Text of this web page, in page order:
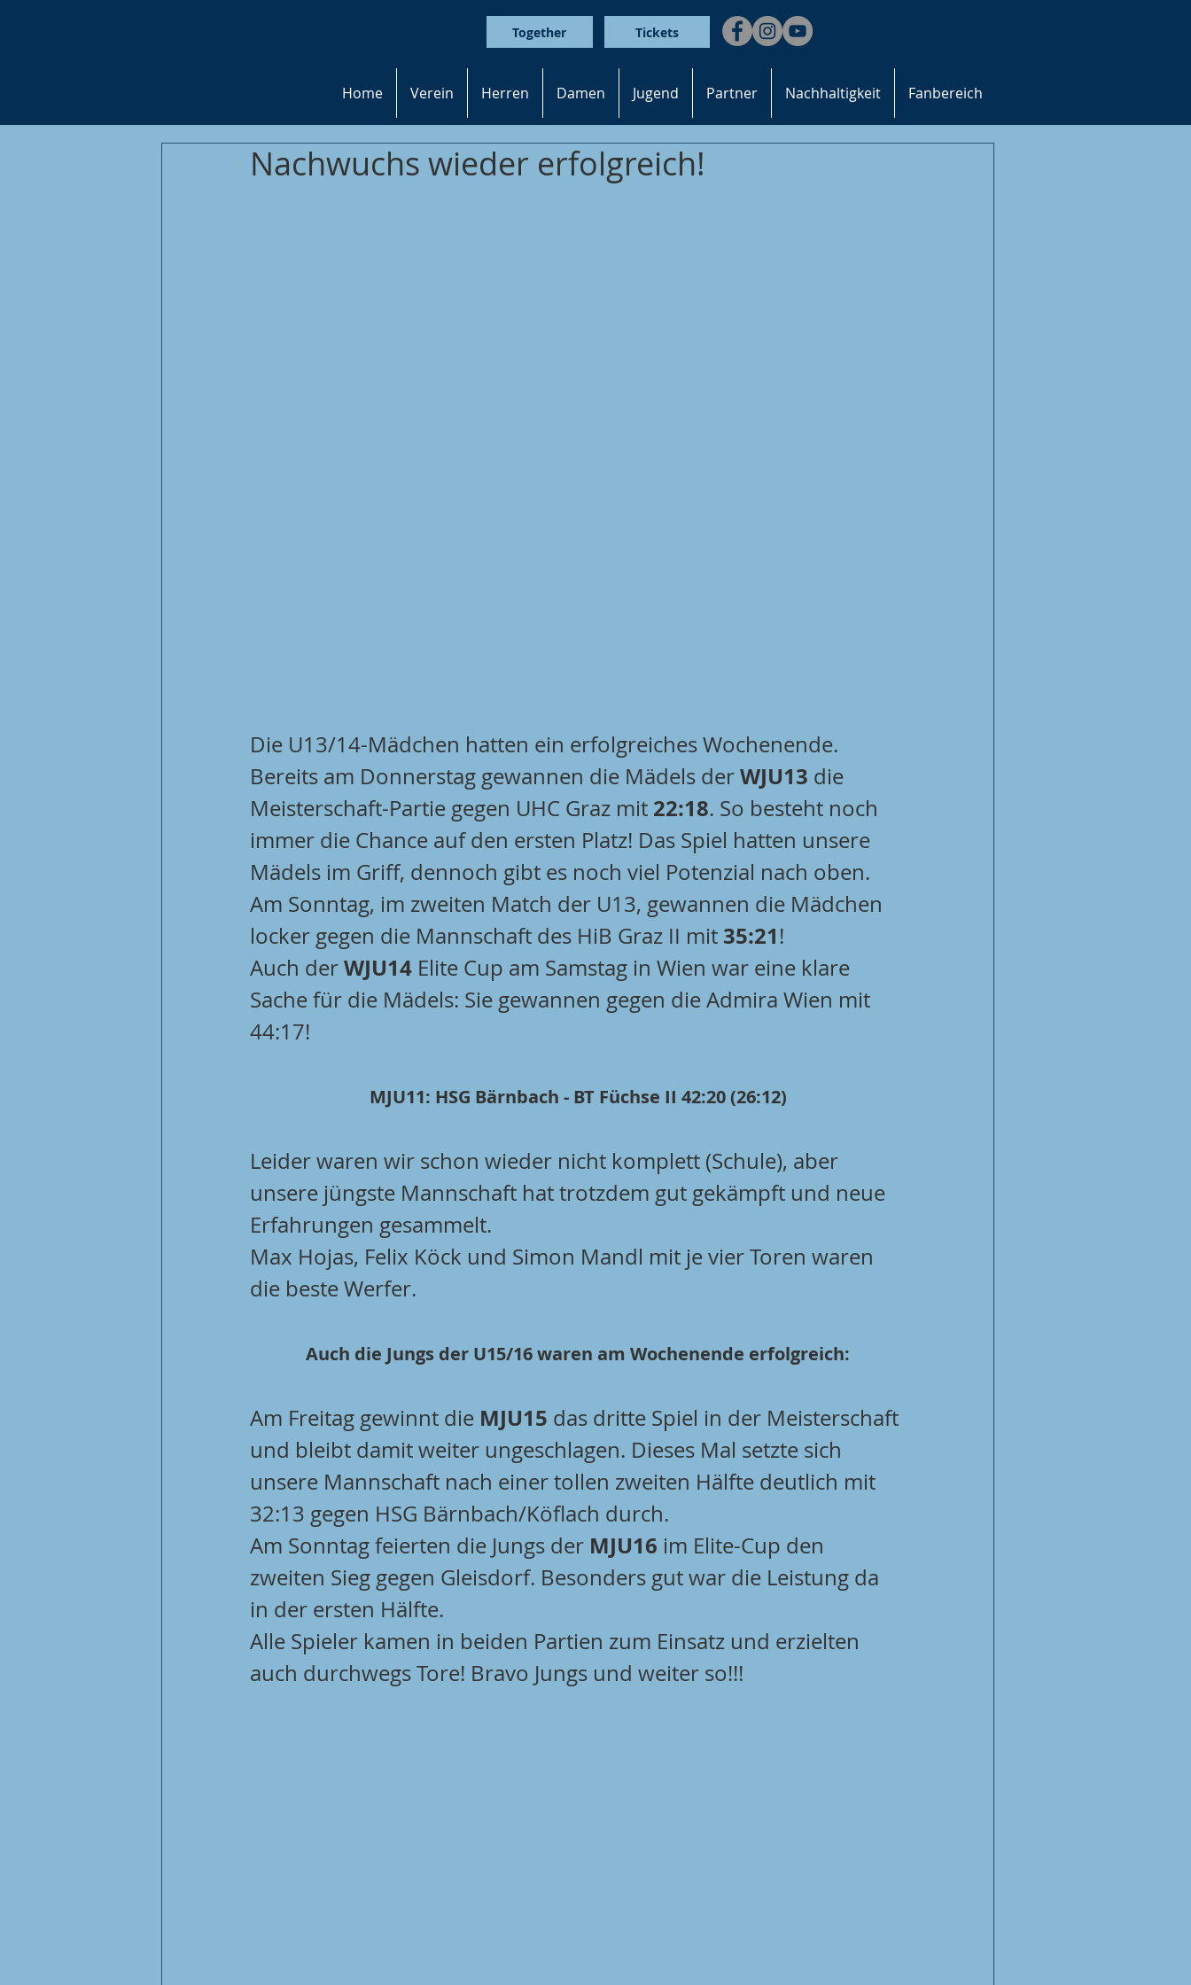
Together Tickets
Home Verein Herren Damen Jugend Partner Nachhaltigkeit Fanbereich
Nachwuchs wieder erfolgreich!
Die U13/14-Mädchen hatten ein erfolgreiches Wochenende.
Bereits am Donnerstag gewannen die Mädels der WJU13 die
Meisterschaft-Partie gegen UHC Graz mit 22:18. So besteht noch
immer die Chance auf den ersten Platz! Das Spiel hatten unsere
Mädels im Griff, dennoch gibt es noch viel Potenzial nach oben.
Am Sonntag, im zweiten Match der U13, gewannen die Mädchen
locker gegen die Mannschaft des HiB Graz II mit 35:21!
Auch der WJU14 Elite Cup am Samstag in Wien war eine klare
Sache für die Mädels: Sie gewannen gegen die Admira Wien mit
44:17!
MJU11: HSG Bärnbach - BT Füchse II 42:20 (26:12)
Leider waren wir schon wieder nicht komplett (Schule), aber
unsere jüngste Mannschaft hat trotzdem gut gekämpft und neue
Erfahrungen gesammelt.
Max Hojas, Felix Köck und Simon Mandl mit je vier Toren waren
die beste Werfer.
Auch die Jungs der U15/16 waren am Wochenende erfolgreich:
Am Freitag gewinnt die MJU15 das dritte Spiel in der Meisterschaft
und bleibt damit weiter ungeschlagen. Dieses Mal setzte sich
unsere Mannschaft nach einer tollen zweiten Hälfte deutlich mit
32:13 gegen HSG Bärnbach/Köflach durch.
Am Sonntag feierten die Jungs der MJU16 im Elite-Cup den
zweiten Sieg gegen Gleisdorf. Besonders gut war die Leistung da
in der ersten Hälfte.
Alle Spieler kamen in beiden Partien zum Einsatz und erzielten
auch durchwegs Tore! Bravo Jungs und weiter so!!!